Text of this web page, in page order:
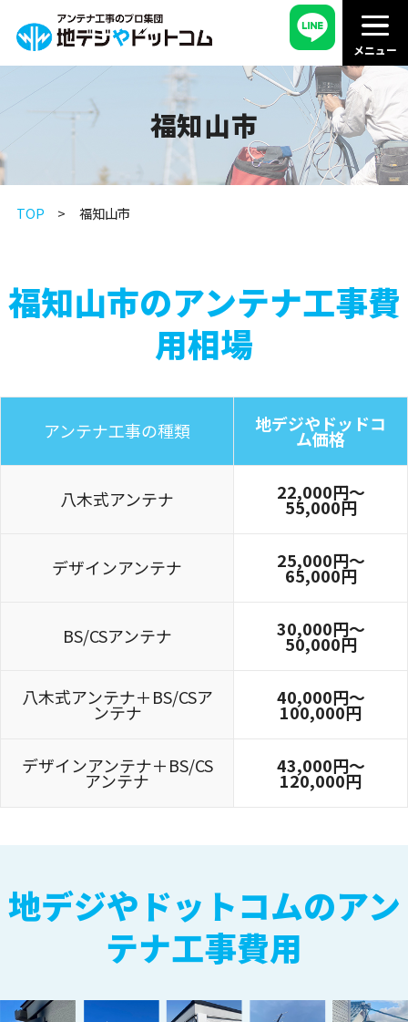
福知山市
TOP 福知山市
福知山市のアンテナ工事費
用相場
アンテナ工事の種類 地デジやドッドコ
ム価格
八木式アンテナ 22,000円〜
55,000円
デザインアンテナ 25,000円〜
65,000円
BS/CSアンテナ 30,000円～
50,000円
八木式アンテナ＋BS/CSア
ンテナ
40,000円～
100,000円
デザインアンテナ＋BS/CS
アンテナ
43,000円～
120,000円
地デジやドットコムのアン
テナ工事費用